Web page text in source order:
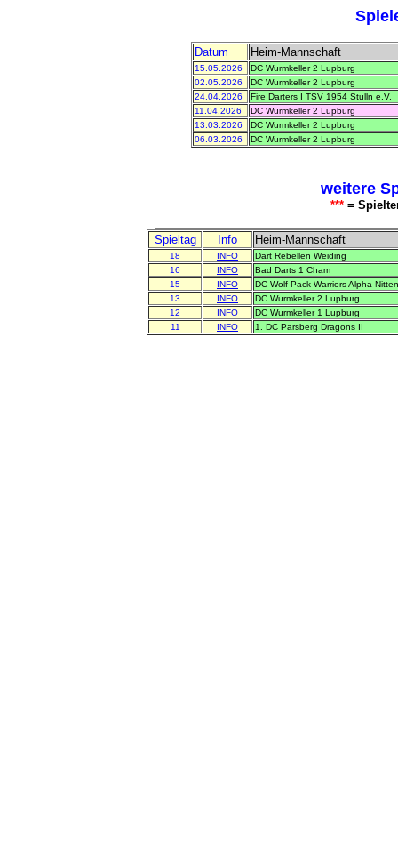
Datum Heim-Mannschaft
15.05.2026
DC Wurmkeller 2 Lupburg
02.05.2026
DC Wurmkeller 2 Lupburg
24.04.2026
Fire Darters I TSV 1954 Stulln e.V.
11.04.2026
DC Wurmkeller 2 Lupburg
13.03.2026
DC Wurmkeller 2 Lupburg
06.03.2026
DC Wurmkeller 2 Lupburg
weitere
*** =
Spieltag Info Heim-Mannschaft
18 INFO
Dart Rebellen Weiding
16
INFO
Bad Darts 1 Cham
15
INFO
DC Wolf Pack Warriors Alpha
13
INFO
DC Wurmkeller 2 Lupburg
12
INFO
DC Wurmkeller 1 Lupburg
11
INFO 1. DC Parsberg Dragons II